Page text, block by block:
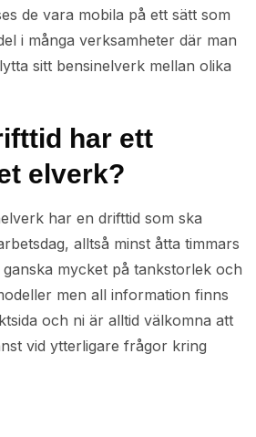
de vara mobila på ett sätt som
i många verksamheter där man
sitt bensinelverk mellan olika
har ett
elverk?
har en drifttid som ska
alltså minst åtta timmars
mycket på tankstorlek och
men all information finns
och ni är alltid välkomna att
vid ytterligare frågor kring